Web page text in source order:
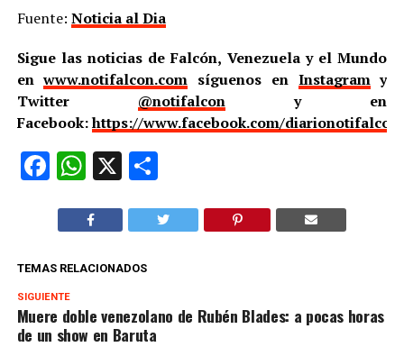
Fuente: Noticia al Dia
Sigue las noticias de Falcón, Venezuela y el Mundo
enwww.notifalcon.com síguenos en Instagramy
Twitter @notifalcony en
Facebook:https://www.facebook.com/
Facebook
WhatsApp
X Compartir
TEMAS RELACIONADOS
SIGUIENTE
Muere doble venezolano de Rubén Blades: a pocas horas
de un show en Baruta